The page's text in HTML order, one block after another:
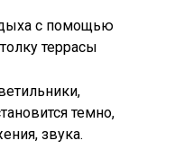
с помощью
террасы
темно,
звука.